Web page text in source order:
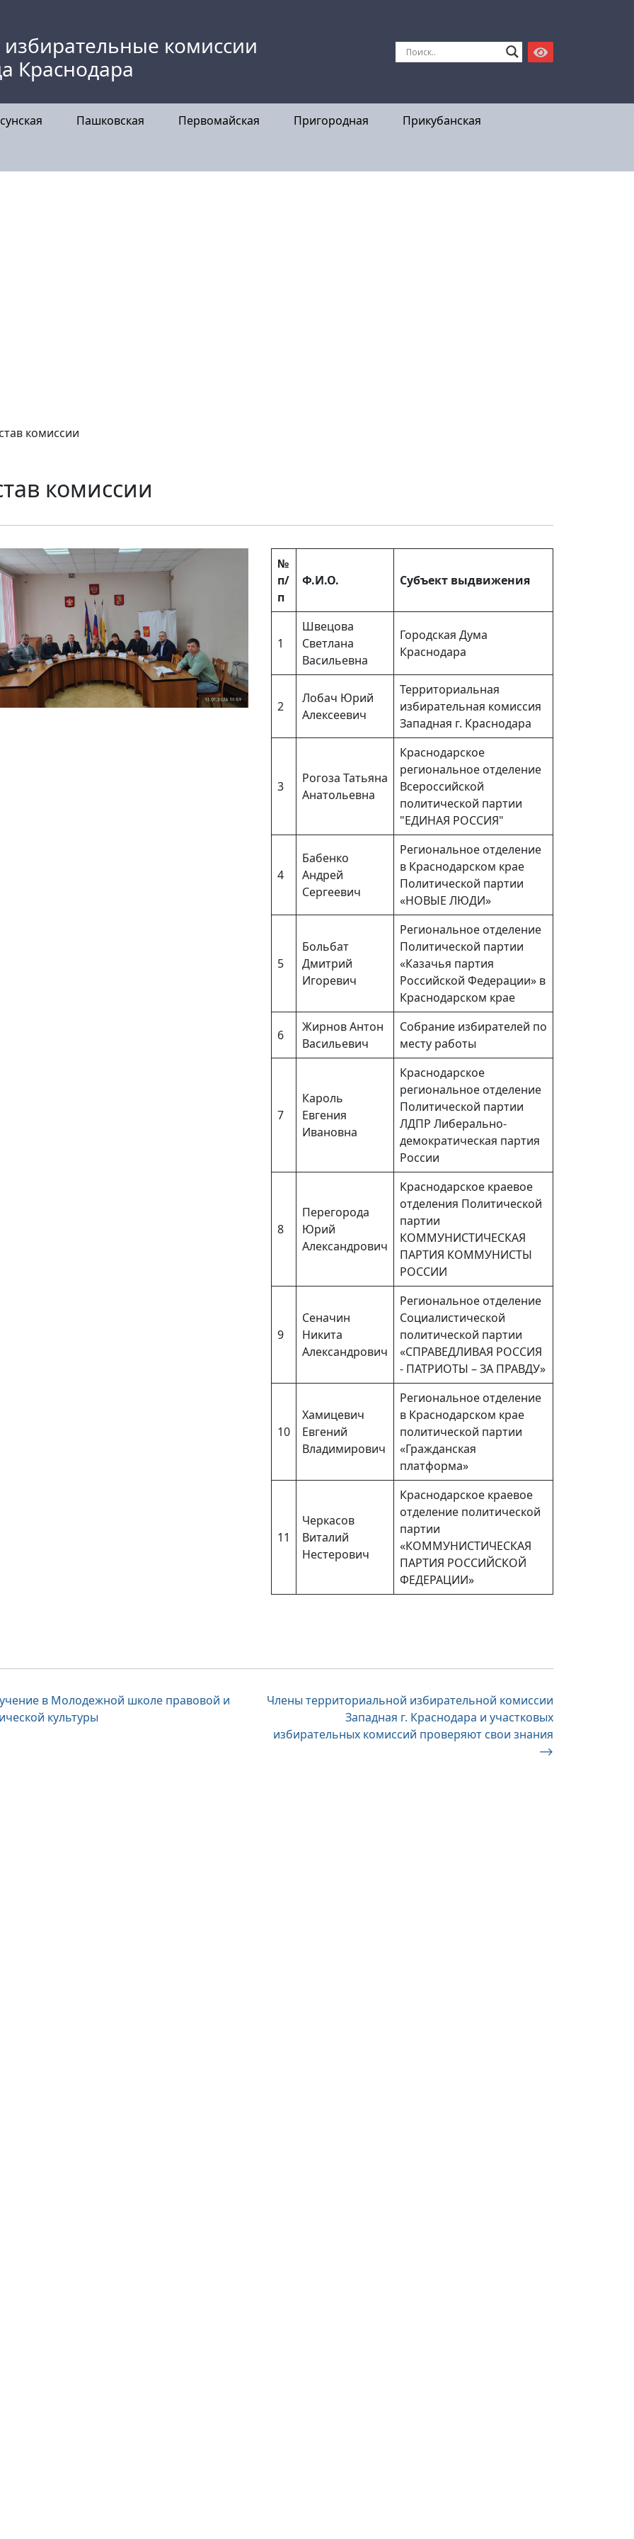
комиссии
Краснодара
Пашковская Первомайская Пригородная Прикубанская
комиссии
комиссии
№
п/
п
Ф.И.О. Субъект выдвижения
1
Швецова
Светлана
Васильевна
Городская Дума
Краснодара
2
Лобач Юрий
Алексеевич
Территориальная
избирательная комиссия
Западная г. Краснодара
3
Рогоза Татьяна
Анатольевна
Краснодарское
региональное отделение
Всероссийской
политической партии
"ЕДИНАЯ РОССИЯ"
4
Бабенко
Андрей
Сергеевич
Региональное отделение
в Краснодарском крае
Политической партии
«НОВЫЕ ЛЮДИ»
5
Больбат
Дмитрий
Игоревич
Региональное отделение
Политической партии
«Казачья партия
Российской Федерации» в
Краснодарском крае
6
Жирнов Антон
Васильевич
Собрание избирателей по
месту работы
7
Кароль
Евгения
Ивановна
Краснодарское
региональное отделение
Политической партии
ЛДПР Либерально-
демократическая партия
России
8
Перегорода
Юрий
Александрович
Краснодарское краевое
отделения Политической
партии
КОММУНИСТИЧЕСКАЯ
ПАРТИЯ КОММУНИСТЫ
РОССИИ
9
Сеначин
Никита
Александрович
Региональное отделение
Социалистической
политической партии
«СПРАВЕДЛИВАЯ РОССИЯ
- ПАТРИОТЫ – ЗА ПРАВДУ»
10
Хамицевич
Евгений
Владимирович
Региональное отделение
в Краснодарском крае
политической партии
«Гражданская
платформа»
11
Черкасов
Виталий
Нестерович
Краснодарское краевое
отделение политической
партии
«КОММУНИСТИЧЕСКАЯ
ПАРТИЯ РОССИЙСКОЙ
ФЕДЕРАЦИИ»
в Молодежной школе правовой и
культуры
Члены территориальной избирательной комиссии
Западная г. Краснодара и участковых
избирательных комиссий проверяют свои знания
⟶